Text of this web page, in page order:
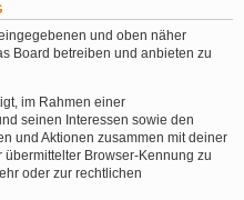
und oben näher
Board betreiben und anbieten zu
im Rahmen einer
seinen Interessen sowie den
und Aktionen zusammen mit deiner
Browser-Kennung zu
oder zur rechtlichen